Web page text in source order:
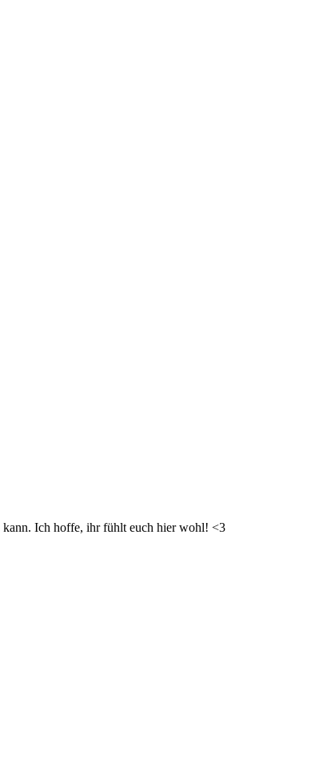
kann. Ich hoffe, ihr fühlt euch hier wohl! <3